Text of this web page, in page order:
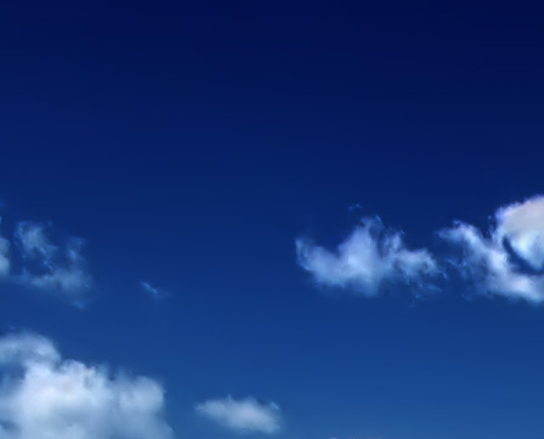
Elérhetőségek
2081 Piliscsaba,